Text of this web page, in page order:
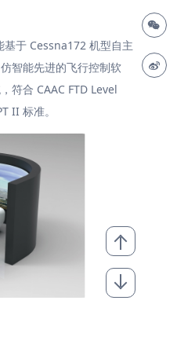
于 Cessna172 机型自主
智能先进的飞行控制软
符合 CAAC FTD Level
II 标准。